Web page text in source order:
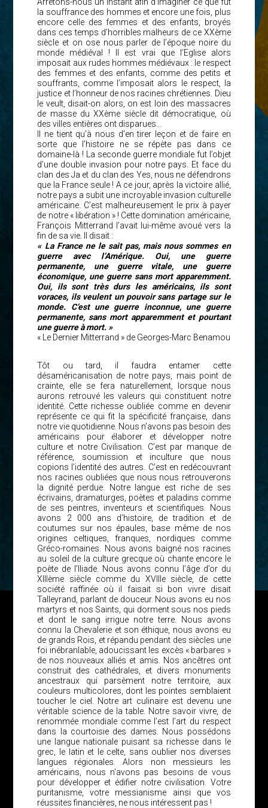
la souffrance des hommes et encore une fois, plus
encore celle des femmes et des enfants, broyés
dans ces temps d’horribles malheurs de ce XXème
siècle et on ose nous parler de l’époque noire du
monde médiéval ! Il est vrai que l’Eglise alors
imposait aux rudes hommes médiévaux : le respect
des femmes et des enfants, comme des petits et
souffrants, comme l’imposait alors le respect, la
justice et l’honneur de nos racines chrétiennes. Dieu
le veult, disait-on alors, on est loin des massacres
de masse du XXème siècle dit démocratique, où
des villes entières ont disparues…
Il ne tient qu’à nous d’en tirer leçon et de faire en
sorte que l’histoire ne se répète pas dans ce
domaine-là ! La seconde guerre mondiale fut l’objet
d’une double invasion pour notre pays. Et face du
clan des Ja et du clan des Yes, nous ne défendrons
que la France seule ! A ce jour, après la victoire allié,
notre pays a subit une incroyable invasion culturelle
américaine. C’est malheureusement le prix à payer
de notre « libération » ! Cette domination américaine,
François Mitterrand l’avait lui-même avoué vers la
fin de sa vie. Il disait :
« La France ne le sait pas, mais nous sommes en
guerre avec l’Amérique. Oui, une guerre
permanente, une guerre vitale, une guerre
économique, une guerre sans mort apparemment.
Oui, ils sont très durs les américains, ils sont
voraces, ils veulent un pouvoir sans partage sur le
monde. C’est une guerre inconnue, une guerre
permanente, sans mort apparemment et pourtant
une guerre à mort. »
« Le Dernier Mitterrand » de Georges-Marc Benamou
Tôt ou tard, il faudra entamer cette
désaméricanisation de notre pays, mais point de
crainte, elle se fera naturellement, lorsque nous
aurons retrouvé les valeurs qui constituent notre
identité. Cette richesse oubliée comme en devenir
représente ce qui fit la spécificité française, dans
notre vie quotidienne. Nous n’avons pas besoin des
américains pour élaborer et développer notre
culture et notre Civilisation. C’est par manque de
référence, soumission et inculture que nous
copions l’identité des autres. C’est en redécouvrant
nos racines oubliées que nous nous retrouverons
la dignité perdue. Notre langue est riche de ses
écrivains, dramaturges, poètes et paladins comme
de ses peintres, inventeurs et scientifiques. Nous
avons 2 000 ans d’histoire, de tradition et de
coutumes sur nos épaules, base même de nos
origines celtiques, franques, nordiques comme
Gréco-romaines. Nous avons baigné nos racines
au soleil de la culture grecque où chante encore le
poète de l’Iliade. Nous avons connu l’âge d’or du
XIIIème siècle comme du XVIIIe siècle, de cette
société raffinée où il faisait si bon vivre disait
Talleyrand, parlant de douceur. Nous avons eu nos
martyrs et nos Saints, qui dorment sous nos pieds
et dont le sang irrigue notre terre. Nous avons
connu la Chevalerie et son éthique, nous avons eu
de grands Rois, et répandu pendant des siècles une
foi inébranlable, adoucissant les excès « barbares »
de nos nouveaux alliés et amis. Nos ancêtres ont
construit des cathédrales, et divers monuments
ancestraux qui parsèment notre territoire, aux
couleurs multicolores, dont les pointes semblaient
toucher le ciel. Notre art culinaire est devenu une
véritable science de la table. Notre savoir vivre, de
renommée mondiale comme l’est l’art du respect
dans la courtoisie des dames. Nous possédons
une langue nationale puisant sa richesse dans le
grec, le latin et le celte, sans oublier nos diverses
langues régionales. Alors non messieurs les
américains, nous n’avons pas besoins de vous
pour développer et édifier notre civilisation. Votre
puritanisme, votre messianisme ainsi que vos
réussites financières, ne nous intéressent pas !